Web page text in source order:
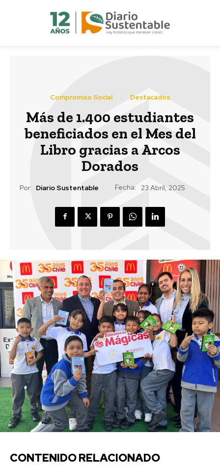
Compromiso Social Destacados
Más de 1.400 estudiantes
beneficiados en el Mes del
Libro gracias a Arcos
Dorados
Por: Diario Sustentable Fecha: 23 Abril, 2025
CONTENIDO RELACIONADO